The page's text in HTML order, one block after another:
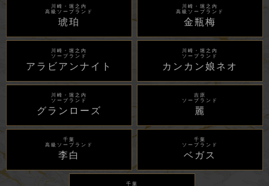
川崎・堀之内
高級ソープランド
琥珀
川崎・堀之内
高級ソープランド
金瓶梅
川崎・堀之内
ソープランド
アラビアンナイト
川崎・堀之内
ソープランド
カンカン娘ネオ
川崎・堀之内
ソープランド
グランローズ
吉原
ソープランド
麗
千葉
高級ソープランド
李白
千葉
ソープランド
ベガス
千葉